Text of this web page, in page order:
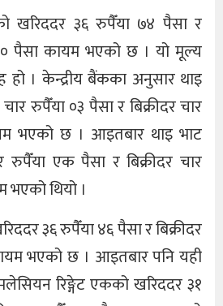
खरिददर ३६ रुपैँया ७४ पैसा र
पैसा कायम भएको छ । यो मूल्य
। केन्द्रीय बैंकका अनुसार थाइ
रुपैँया ०३ पैसा र बिक्रीदर चार
भएको छ । आइतबार थाइ भाट
एक पैसा र बिक्रीदर चार
थियो ।
३६ रुपैँया ४६ पैसा र बिक्रीदर
भएको छ । आइतबार पनि यही
रिङ्गेट एकको खरिददर ३१